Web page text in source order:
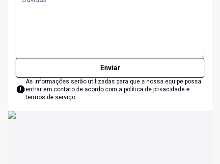
Enviar
As informações serão utilizadas para que a nossa equipe possa
entrar em contato de acordo com a política de privacidade e
termos de serviço